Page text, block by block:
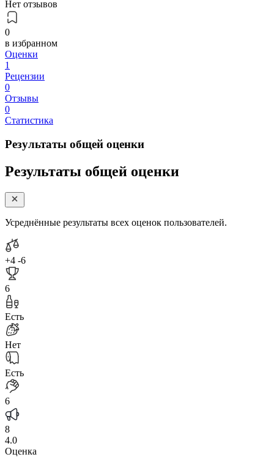
Нет отзывов
0
в избранном
Оценки
1
Рецензии
0
Отзывы
0
Статистика
Результаты общей оценки
Результаты общей оценки
Усреднённые результаты всех оценок пользователей.
+4 -6
6
Есть
Нет
Есть
6
8
4.0
Оценка